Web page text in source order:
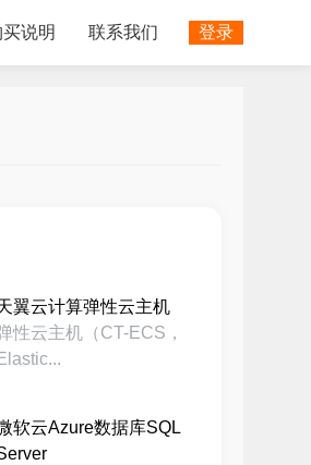
登录
买说明 联系我们
翼云计算弹性云主机
性云主机（CT-ECS，
Elastic...
软云Azure数据库SQL